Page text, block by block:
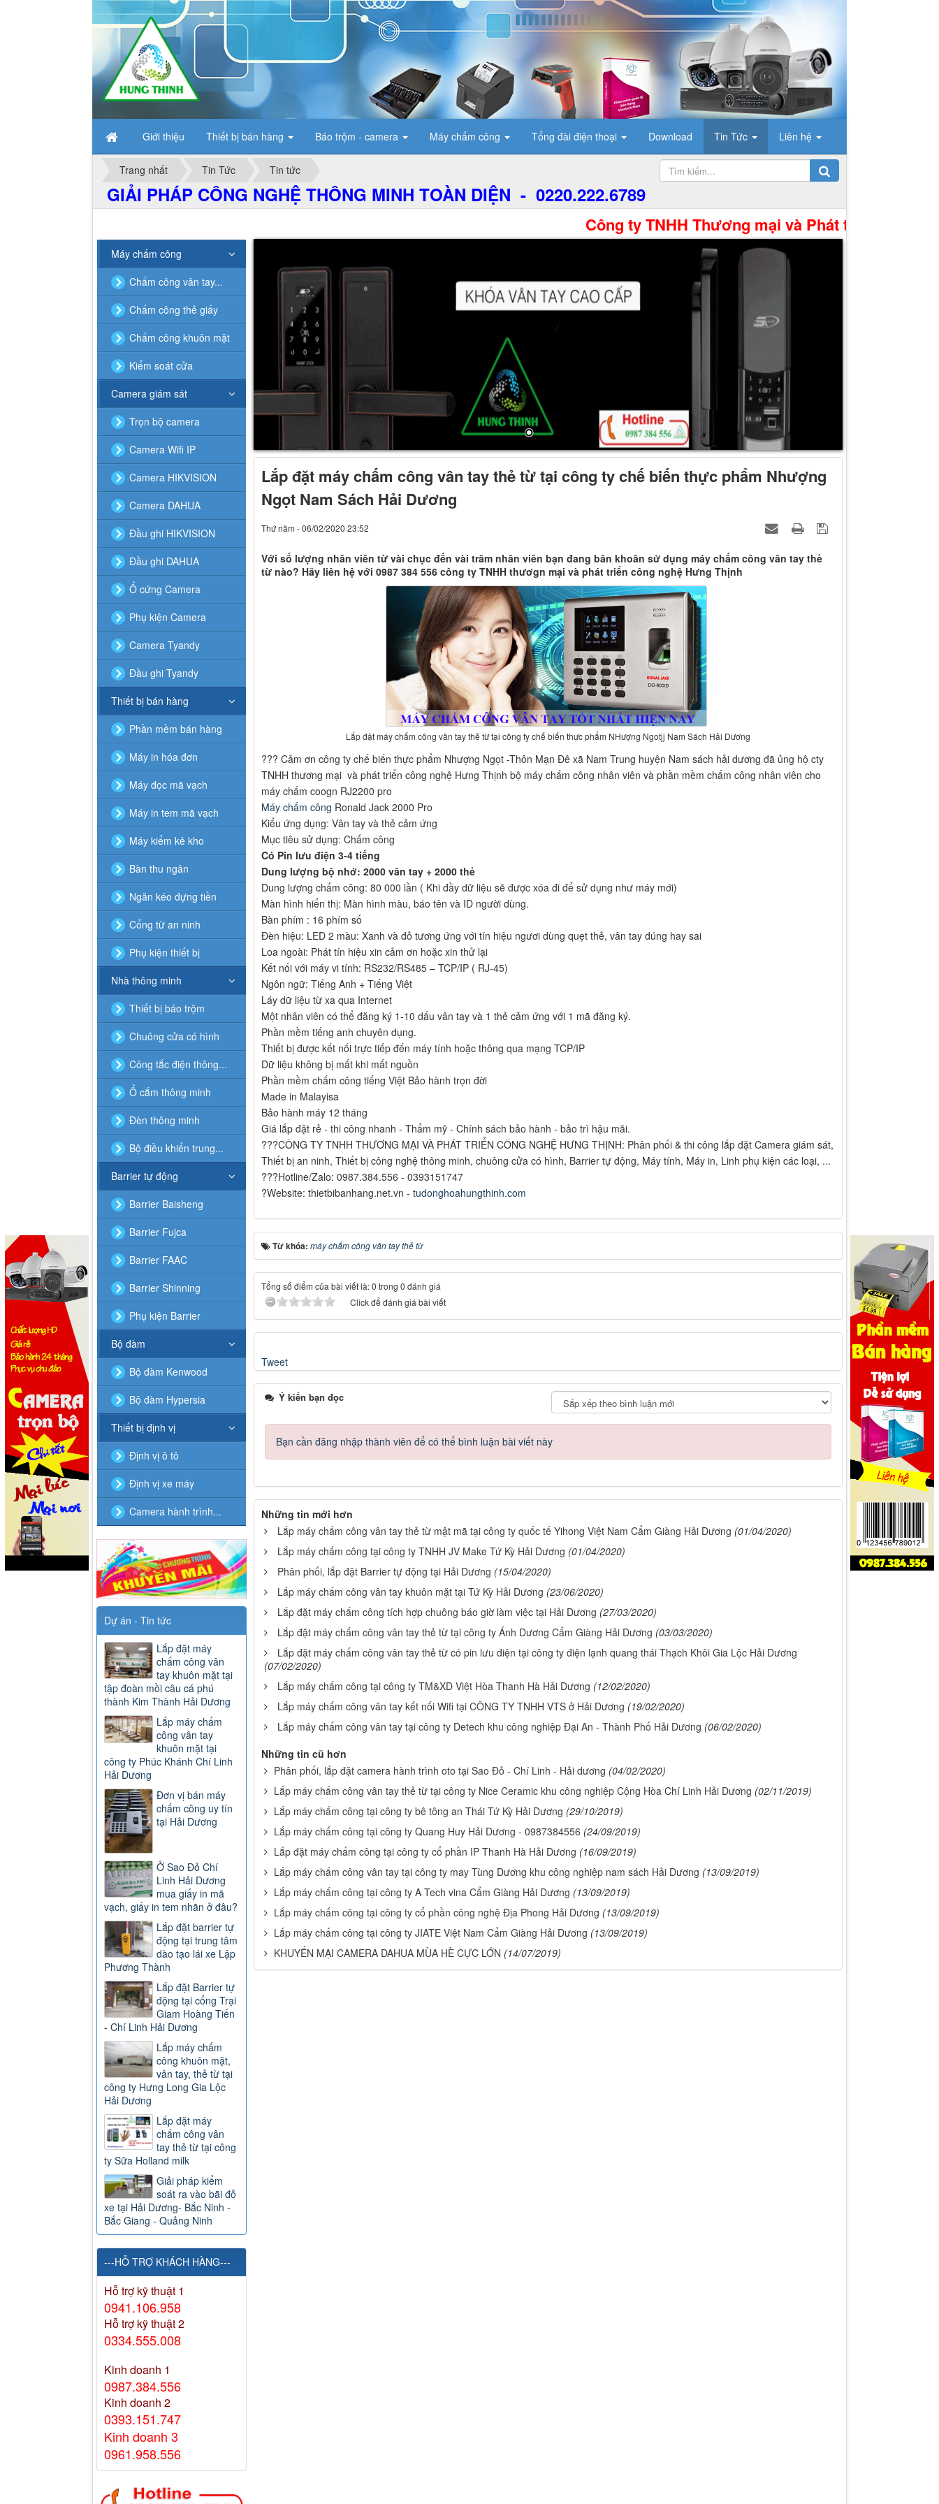
Giới thiệu Thiết bị bán hàng Báo trộm - camera Máy chấm công Tổng đài điện thoại Download Tin Tức Liên hệ
Trang nhất Tin Tức Tin tức
GIẢI PHÁP CÔNG NGHỆ THÔNG MINH TOÀN DIỆN - 0220.222.6789
Công ty TNHH Thương mại và Phát triển Công
Lắp đặt máy chấm công vân tay thẻ từ tại công ty chế biến thực phẩm Nhượng
Ngọt Nam Sách Hải Dương
Thứ năm - 06/02/2020 23:52
Với số lượng nhân viên từ vài chục đến vài trăm nhân viên bạn đang băn khoăn sử dụng máy chấm công vân tay thẻ
từ nào? Hãy liên hệ với 0987 384 556 công ty TNHH thươgn mại và phát triển công nghệ Hưng Thịnh
Lắp đặt máy chấm công vân tay thẻ từ tại công ty chế biến thực phẩm NHượng Ngotjj Nam Sách Hải Dương
??? Cảm ơn công ty chế biến thực phẩm Nhượng Ngọt -Thôn Mạn Đê xã Nam Trung huyện Nam sách hải dương đã ủng hộ cty
TNHH thương mại và phát triển công nghệ Hưng Thịnh bộ máy chấm công nhân viên và phần mềm chấm công nhân viên cho
máy chấm coogn RJ2200 pro
Máy chấm công Ronald Jack 2000 Pro
Kiểu ứng dụng: Vân tay và thẻ cảm ứng
Mục tiêu sử dụng: Chấm công
Có Pin lưu điện 3-4 tiếng
Dung lượng bộ nhớ: 2000 vân tay + 2000 thẻ
Dung lượng chấm công: 80 000 lần ( Khi đầy dữ liệu sẽ được xóa đi để sử dụng như máy mới)
Màn hình hiển thị: Màn hình màu, báo tên và ID người dùng.
Bàn phím : 16 phím số
Đèn hiệu: LED 2 màu: Xanh và đỏ tương ứng với tín hiệu ngươi dùng quẹt thẻ, vân tay đúng hay sai
Loa ngoài: Phát tín hiệu xin cảm ơn hoặc xin thử lại
Kết nối với máy vi tính: RS232/RS485 – TCP/IP ( RJ-45)
Ngôn ngữ: Tiếng Anh + Tiếng Việt
Láy dữ liệu từ xa qua Internet
Một nhân viên có thể đăng ký 1-10 dấu vân tay và 1 thẻ cảm ứng với 1 mã đăng ký.
Phần mềm tiếng anh chuyên dụng.
Thiết bị được kết nối trực tiếp đến máy tính hoặc thông qua mạng TCP/IP
Dữ liệu không bị mất khi mất nguồn
Phần mềm chấm công tiếng Việt Bảo hành trọn đời
Made in Malayisa
Bảo hành máy 12 tháng
Giá lắp đặt rẻ - thi công nhanh - Thẩm mỹ - Chính sách bảo hành - bảo trì hậu mãi.
???CÔNG TY TNHH THƯƠNG MẠI VÀ PHÁT TRIỂN CÔNG NGHỆ HƯNG THỊNH: Phân phối & thi công lắp đặt Camera giám sát,
Thiết bị an ninh, Thiết bị công nghệ thông minh, chuông cửa có hình, Barrier tự động, Máy tính, Máy in, Linh phụ kiện các loại, ...
???Hotline/Zalo: 0987.384.556 - 0393151747
?Website: thietbibanhang.net.vn - tudonghoahungthinh.com
Từ khóa: máy chấm công vân tay thẻ từ
Tổng số điểm của bài viết là: 0 trong 0 đánh giá
Click để đánh giá bài viết
Tweet
Ý kiến bạn đọc
Bạn cần đăng nhập thành viên để có thể bình luận bài viết này
Những tin mới hơn
Lắp máy chấm công vân tay thẻ từ mật mã tại công ty quốc tế Yihong Việt Nam Cẩm Giàng Hải Dương (01/04/2020)
Lắp máy chấm công tại công ty TNHH JV Make Tứ Kỳ Hải Dương (01/04/2020)
Phân phối, lắp đặt Barrier tự động tại Hải Dương (15/04/2020)
Lắp máy chấm công vân tay khuôn mặt tại Tứ Kỳ Hải Dương (23/06/2020)
Lắp đặt máy chấm công tích hợp chuông báo giờ làm việc tại Hải Dương (27/03/2020)
Lắp đặt máy chấm công vân tay thẻ từ tại công ty Ánh Dương Cẩm Giàng Hải Dương (03/03/2020)
Lắp đặt máy chấm công vân tay thẻ từ có pin lưu điện tại công ty điện lạnh quang thái Thạch Khôi Gia Lộc Hải Dương
(07/02/2020)
Lắp máy chấm công tại công ty TM&XD Việt Hòa Thanh Hà Hải Dương (12/02/2020)
Lắp máy chấm công vân tay kết nối Wifi tại CÔNG TY TNHH VTS ở Hải Dương (19/02/2020)
Lắp máy chấm công vân tay tại công ty Detech khu công nghiệp Đại An - Thành Phố Hải Dương (06/02/2020)
Những tin cũ hơn
Phân phối, lắp đặt camera hành trình oto tại Sao Đỏ - Chí Linh - Hải dương (04/02/2020)
Lắp máy chấm công vân tay thẻ từ tại công ty Nice Ceramic khu công nghiệp Cộng Hòa Chí Linh Hải Dương (02/11/2019)
Lắp máy chấm công tại công ty bê tông an Thái Tứ Kỳ Hải Dương (29/10/2019)
Lắp máy chấm công tại công ty Quang Huy Hải Dương - 0987384556 (24/09/2019)
Lắp đặt máy chấm công tại công ty cổ phần IP Thanh Hà Hải Dương (16/09/2019)
Lắp máy chấm công vân tay tại công ty may Tùng Dương khu công nghiệp nam sách Hải Dương (13/09/2019)
Lắp máy chấm công tại công ty A Tech vina Cẩm Giàng Hải Dương (13/09/2019)
Lắp máy chấm công tại công ty cổ phần công nghệ Địa Phong Hải Dương (13/09/2019)
Lắp máy chấm công tại công ty JIATE Việt Nam Cẩm Giàng Hải Dương (13/09/2019)
KHUYẾN MẠI CAMERA DAHUA MÙA HÈ CỰC LỚN (14/07/2019)
Máy chấm công
Chấm công vân tay...
Chấm công thẻ giấy
Chấm công khuôn mặt
Kiểm soát cửa
Camera giám sát
Trọn bộ camera
Camera Wifi IP
Camera HIKVISION
Camera DAHUA
Đầu ghi HIKVISION
Đầu ghi DAHUA
Ổ cứng Camera
Phụ kiện Camera
Camera Tyandy
Đầu ghi Tyandy
Thiết bị bán hàng
Phần mềm bán hàng
Máy in hóa đơn
Máy đọc mã vạch
Máy in tem mã vạch
Máy kiểm kê kho
Bàn thu ngân
Ngăn kéo đựng tiền
Cổng từ an ninh
Phụ kiện thiết bị
Nhà thông minh
Thiết bị báo trộm
Chuông cửa có hình
Công tắc điện thông...
Ổ cắm thông minh
Đèn thông minh
Bộ điều khiển trung...
Barrier tự động
Barrier Baisheng
Barrier Fujca
Barrier FAAC
Barrier Shinning
Phụ kiện Barrier
Bộ đàm
Bộ đàm Kenwood
Bộ đàm Hypersia
Thiết bị định vị
Định vị ô tô
Định vị xe máy
Camera hành trình...
Dự án - Tin tức
Lắp đặt máy
chấm công vân
tay khuôn mặt tại
tập đoàn mồi câu cá phú
thành Kim Thành Hải Dương
Lắp máy chấm
công vân tay
khuôn mặt tại
công ty Phúc Khánh Chí Linh
Hải Dương
Đơn vị bán máy
chấm công uy tín
tại Hải Dương
Ở Sao Đỏ Chí
Linh Hải Dương
mua giấy in mã
vạch, giấy in tem nhãn ở đâu?
Lắp đặt barrier tự
động tại trung tâm
dào tạo lái xe Lập
Phương Thành
Lắp đặt Barrier tự
động tại cổng Trại
Giam Hoàng Tiến
- Chí Linh Hải Dương
Lắp máy chấm
công khuôn mặt,
vân tay, thẻ từ tại
công ty Hưng Long Gia Lộc
Hải Dương
Lắp đặt máy
chấm công vân
tay thẻ từ tại công
ty Sữa Holland milk
Giải pháp kiểm
soát ra vào bãi đỗ
xe tại Hải Dương- Bắc Ninh -
Bắc Giang - Quảng Ninh
---HỖ TRỢ KHÁCH HÀNG---
Hỗ trợ kỹ thuật 1
0941.106.958
Hỗ trợ kỹ thuật 2
0334.555.008
Kinh doanh 1
0987.384.556
Kinh doanh 2
0393.151.747
Kinh doanh 3
0961.958.556